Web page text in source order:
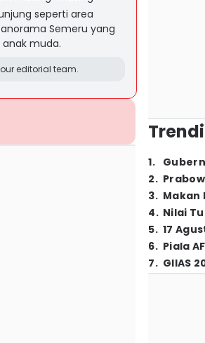
seperti area
Semeru yang
muda.
editorial team.
1.
2.
3. Makan
4. Nilai
5. 17
6. Piala
7. GIIAS